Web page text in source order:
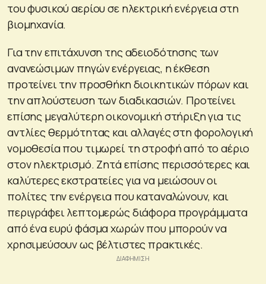
του φυσικού αερίου σε ηλεκτρική ενέργεια στη
βιομηχανία.
Για την επιτάχυνση της αδειοδότησης των
ανανεώσιμων πηγών ενέργειας, η έκθεση
προτείνει την προσθήκη διοικητικών πόρων και
την απλούστευση των διαδικασιών. Προτείνει
επίσης μεγαλύτερη οικονομική στήριξη για τις
αντλίες θερμότητας και αλλαγές στη φορολογική
νομοθεσία που τιμωρεί τη στροφή από το αέριο
στον ηλεκτρισμό. Ζητά επίσης περισσότερες και
καλύτερες εκστρατείες για να μειώσουν οι
πολίτες την ενέργεια που καταναλώνουν, και
περιγράφει λεπτομερώς διάφορα προγράμματα
από ένα ευρύ φάσμα χωρών που μπορούν να
χρησιμεύσουν ως βέλτιστες πρακτικές.